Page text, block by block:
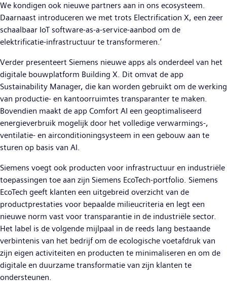
We kondigen ook nieuwe partners aan in ons ecosysteem.
Daarnaast introduceren we met trots Electrification X, een zeer
schaalbaar IoT software-as-a-service-aanbod om de
elektrificatie-infrastructuur te transformeren.’
Verder presenteert Siemens nieuwe apps als onderdeel van het
digitale bouwplatform Building X. Dit omvat de app
Sustainability Manager, die kan worden gebruikt om de werking
van productie- en kantoorruimtes transparanter te maken.
Bovendien maakt de app Comfort AI een geoptimaliseerd
energieverbruik mogelijk door het volledige verwarmings-,
ventilatie- en airconditioningsysteem in een gebouw aan te
sturen op basis van AI.
Siemens voegt ook producten voor infrastructuur en industriële
toepassingen toe aan zijn Siemens EcoTech-portfolio. Siemens
EcoTech geeft klanten een uitgebreid overzicht van de
productprestaties voor bepaalde milieucriteria en legt een
nieuwe norm vast voor transparantie in de industriële sector.
Het label is de volgende mijlpaal in de reeds lang bestaande
verbintenis van het bedrijf om de ecologische voetafdruk van
zijn eigen activiteiten en producten te minimaliseren en om de
digitale en duurzame transformatie van zijn klanten te
ondersteunen.